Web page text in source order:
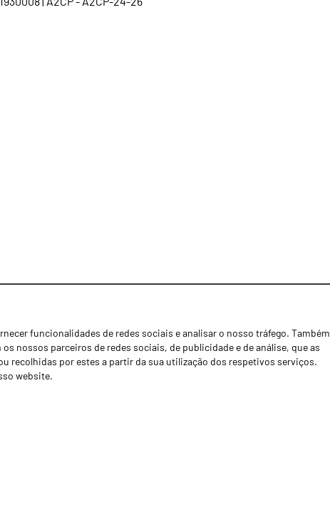
funcionalidades de redes sociais e analisar o nosso tráfego. Também
nossos parceiros de redes sociais, de publicidade e de análise, que as
recolhidas por estes a partir da sua utilização dos respetivos serviços.
website.
Notícias
Concessionários